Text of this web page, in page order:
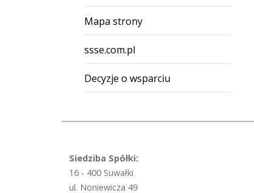
Mapa strony
ssse.com.pl
Decyzje o wsparciu
Siedziba Spółki:
16 - 400 Suwałki
ul. Noniewicza 49